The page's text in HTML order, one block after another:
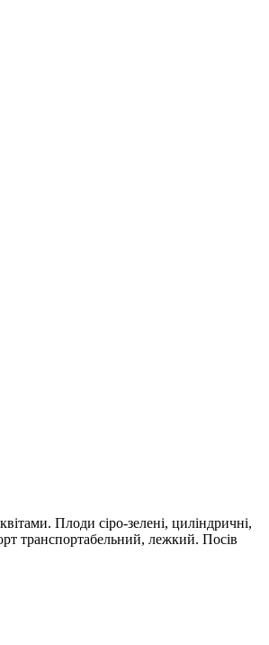
Плоди сіро-зелені, циліндричні,
транспортабельний, лежкий. Посів